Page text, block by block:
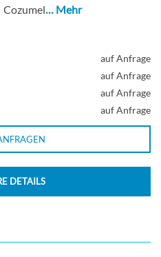
Cozumel… Mehr
auf Anfrage
auf Anfrage
auf Anfrage
auf Anfrage
DETAILS